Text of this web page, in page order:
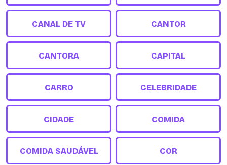
CANAL DE TV CANTOR
CANTORA CAPITAL
CARRO CELEBRIDADE
CIDADE COMIDA
COMIDA SAUDÁVEL COR